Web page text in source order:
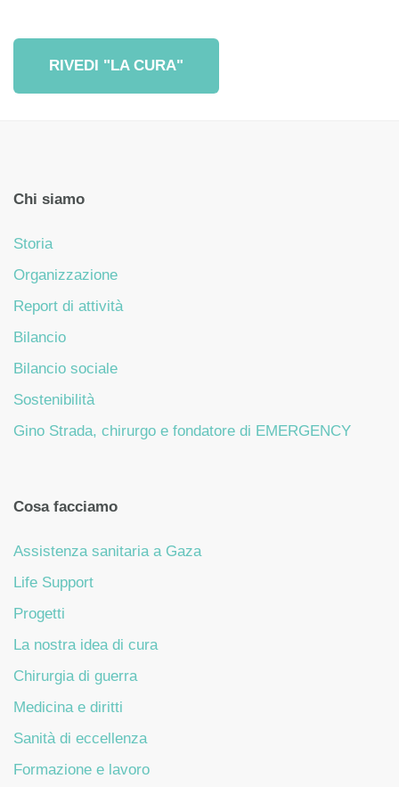
RIVEDI "LA CURA"
Chi siamo
Storia
Organizzazione
Report di attività
Bilancio
Bilancio sociale
Sostenibilità
Gino Strada, chirurgo e fondatore di EMERGENCY
Cosa facciamo
Assistenza sanitaria a Gaza
Life Support
Progetti
La nostra idea di cura
Chirurgia di guerra
Medicina e diritti
Sanità di eccellenza
Formazione e lavoro